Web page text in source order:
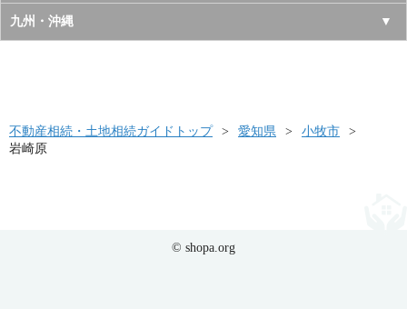
福島県
栃木県
石川県
静岡県
兵庫県
和歌山県
島根県
山口県
徳島県
高知県
九州・沖縄
長崎県
不動産相続・土地相続ガイドトップ 愛知県
小牧市
岩崎原
© shopa.org